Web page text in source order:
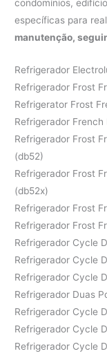
condomínios,
específicas para
manutenção,
Refrigerador
Refrigerador Frost
Refrigerator Frost
Refrigerador
Refrigerador Frost
(db52)
Refrigerador Frost
(db52x)
Refrigerador Frost
Refrigerador Frost
Refrigerador Cycle
Refrigerador Cycle
Refrigerador Cycle
Refrigerador Duas
Refrigerador Cycle
Refrigerador Cycle
Refrigerador Cycle